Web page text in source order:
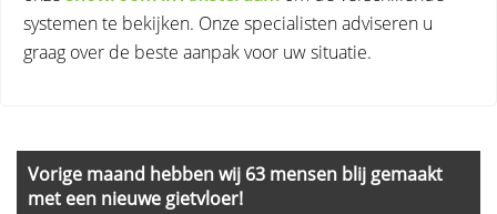
systemen te bekijken. Onze specialisten adviseren u
graag over de beste aanpak voor uw situatie.
Vorige maand hebben wij 63 mensen blij gemaakt
met een nieuwe gietvloer!